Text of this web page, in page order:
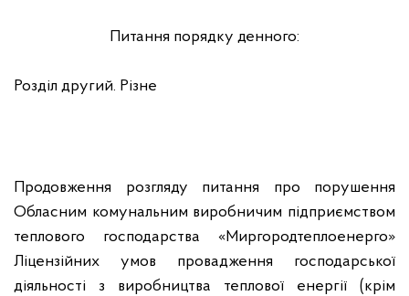
Питання порядку денного:
Розділ другий. Різне
Продовження розгляду питання про порушення
Обласним комунальним виробничим підприємством
теплового господарства «Миргородтеплоенерго»
Ліцензійних умов провадження господарської
діяльності з виробництва теплової енергії (крім